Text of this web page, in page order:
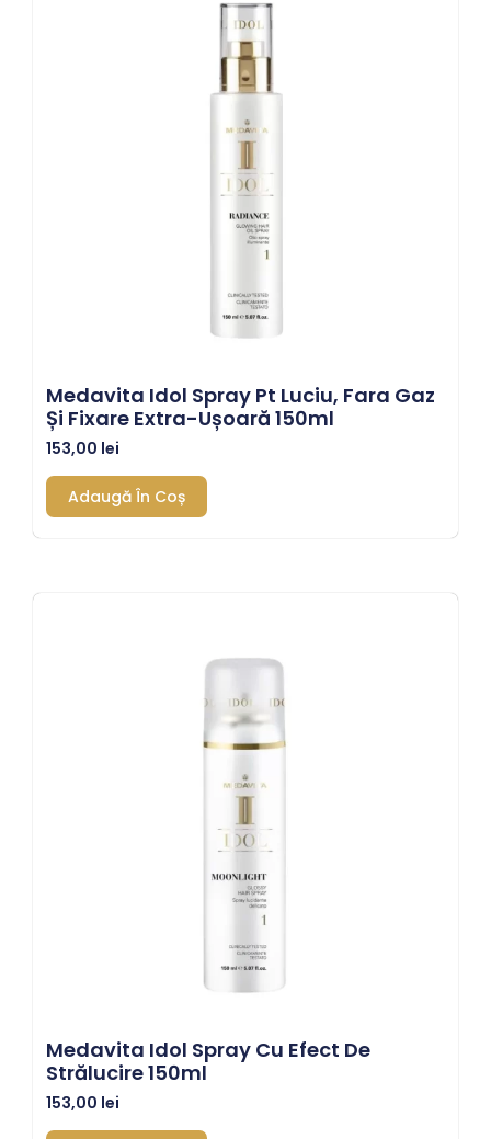
Medavita Idol Spray Pt Luciu, Fara Gaz
Și Fixare Extra-Ușoară 150ml
153,00 lei
Adaugă În Coș
Medavita Idol Spray Cu Efect De
Strălucire 150ml
153,00 lei